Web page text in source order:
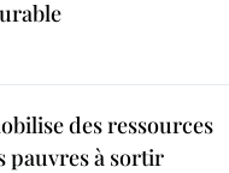
des ressources
pauvres à sortir